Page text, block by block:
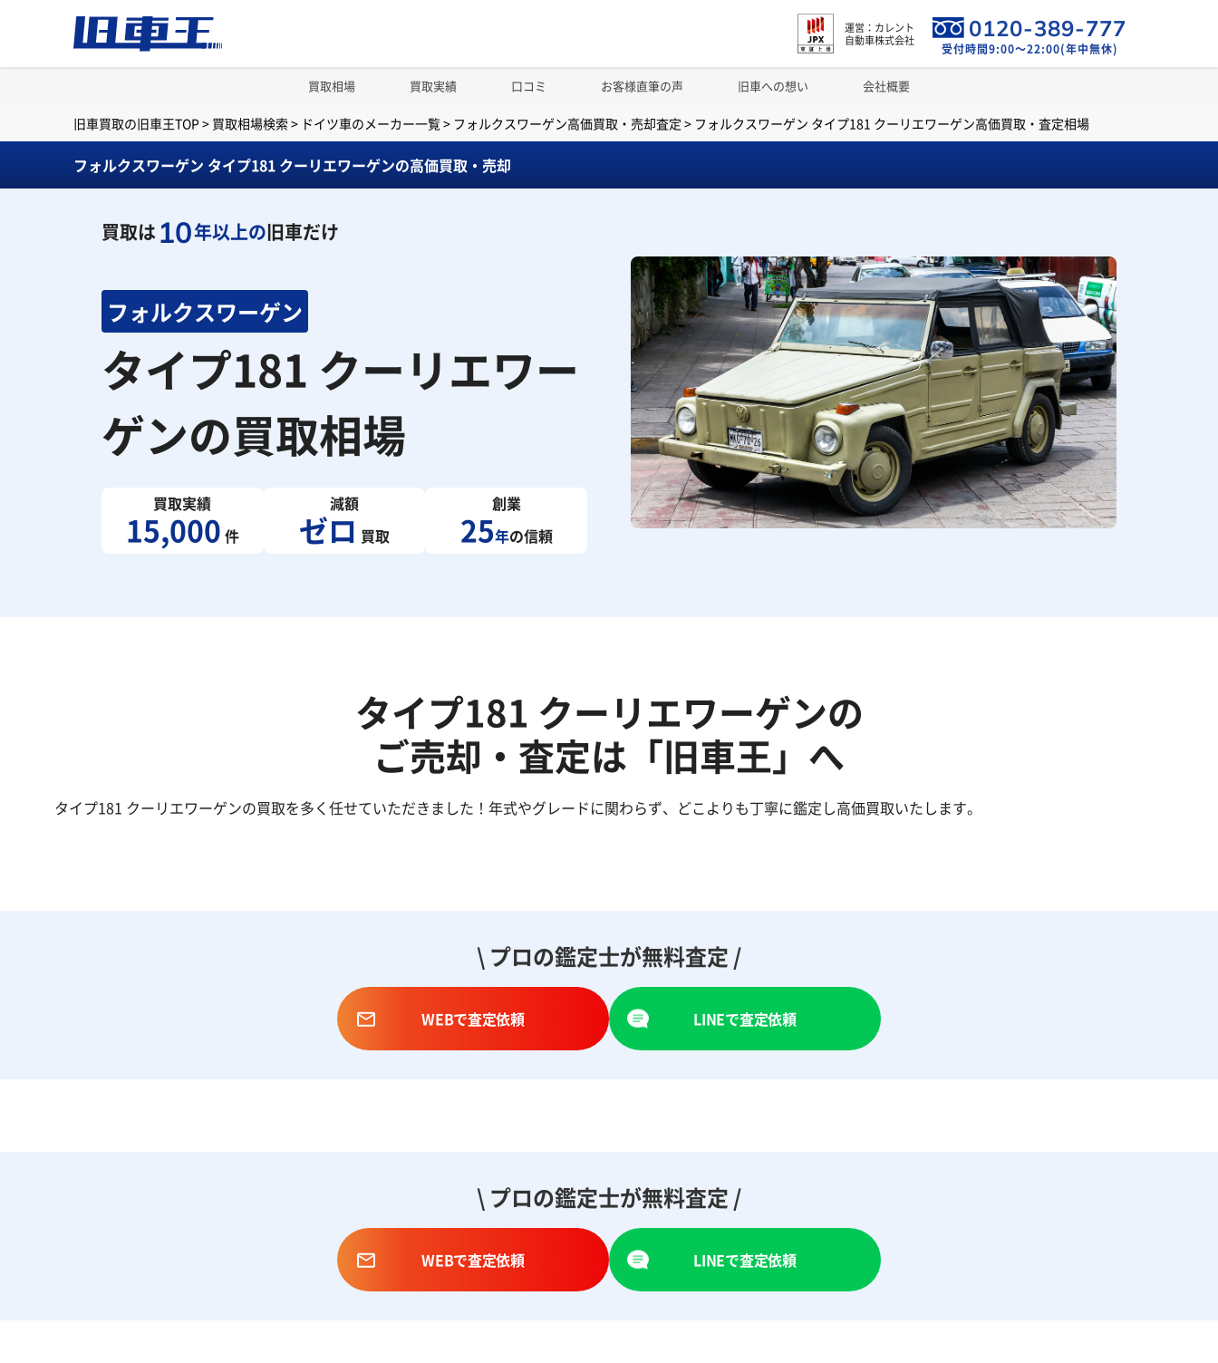
運営：カレント
自動車株式会社
0120-389-777
受付時間9:00～22:00(年中無休)
買取相場 買取実績 口コミ お客様直筆の声 旧車への想い 会社概要
旧車買取の旧車王TOP > 買取相場検索 > ドイツ車のメーカー一覧> フォルクスワーゲン高価買取・売却査定 > フォルクスワーゲン タイプ181 クーリエワーゲン高価買取・査定相場
フォルクスワーゲン タイプ181 クーリエワーゲンの高価買取・売却
買取は10年以上の旧車だけ
フォルクスワーゲン
タイプ181 クーリエワー
ゲンの買取相場
買取実績
15,000 件
減額
ゼロ 買取
創業
25年の信頼
タイプ181 クーリエワーゲンの
ご売却・査定は「旧車王」へ
タイプ181 クーリエワーゲンの買取を多く任せていただきました！年式やグレードに関わらず、どこよりも丁寧に鑑定し高価買取いたします。
\ プロの鑑定士が無料査定 /
WEBで査定依頼 LINEで査定依頼
\ プロの鑑定士が無料査定 /
WEBで査定依頼 LINEで査定依頼